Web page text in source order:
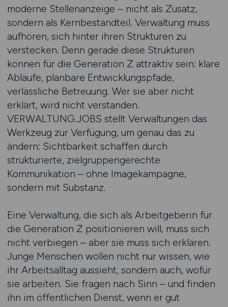
moderne Stellenanzeige – nicht als Zusatz,
sondern als Kernbestandteil. Verwaltung muss
aufhören, sich hinter ihren Strukturen zu
verstecken. Denn gerade diese Strukturen
können für die Generation Z attraktiv sein: klare
Abläufe, planbare Entwicklungs­pfade,
verlässliche Betreuung. Wer sie aber nicht
erklärt, wird nicht verstanden.
VERWALTUNG.JOBS stellt Verwaltungen das
Werkzeug zur Verfügung, um genau das zu
ändern: Sichtbarkeit schaffen durch
strukturierte, zielgruppengerechte
Kommunikation – ohne Imagekampagne,
sondern mit Substanz.
Eine Verwaltung, die sich als Arbeitgeberin für
die Generation Z positionieren will, muss sich
nicht verbiegen – aber sie muss sich erklären.
Junge Menschen wollen nicht nur wissen, wie
ihr Arbeitsalltag aussieht, sondern auch, wofür
sie arbeiten. Sie fragen nach Sinn – und finden
ihn im öffentlichen Dienst, wenn er gut